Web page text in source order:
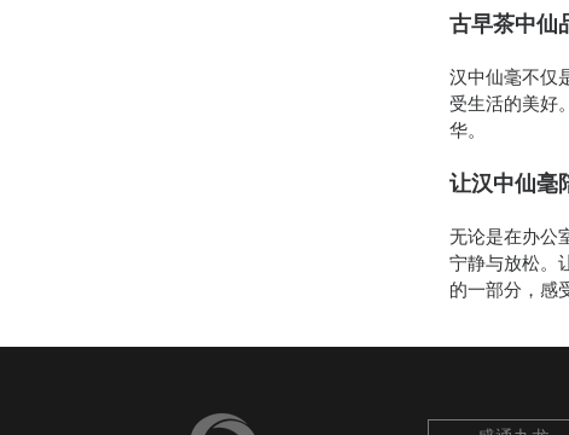
古早茶中仙
汉中仙毫不仅
受生活的美好
华。
让汉中仙毫
无论是在办公
宁静与放松。
的一部分，感